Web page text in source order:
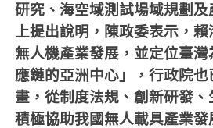
研究、海空域測試場域規劃
上提出說明，陳政委表示，
無人機產業發展，並定位臺
應鏈的亞洲中心」，行政院
畫，從制度法規、創新研發、
積極協助我國無人載具產業發